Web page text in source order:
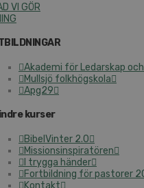
VI GÖR
Akademi för Ledarskap
Mullsjö folkhögskola
Apg29
kurser
BibelVinter 2.0
Missionsinspiratören
I trygga händer
Fortbildning för pastorer
Kontakt